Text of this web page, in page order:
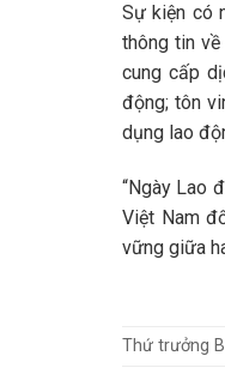
Sự kiện có
thông tin
cung cấp
động; tôn
dụng lao
“Ngày Lao
Việt Nam
vững giữa
Thứ trưởng